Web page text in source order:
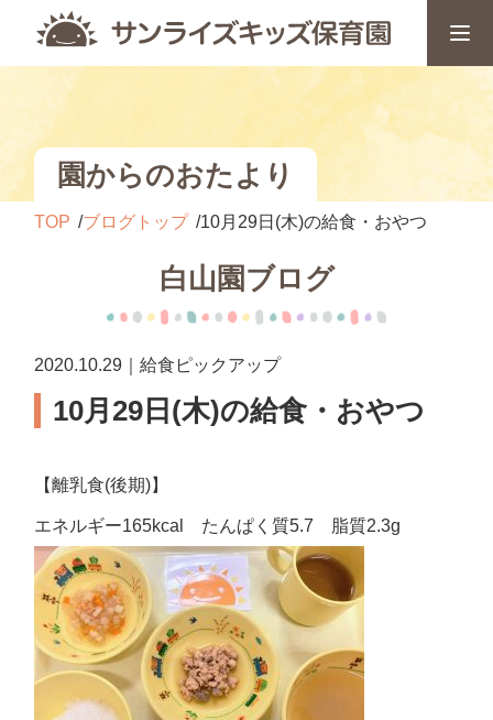
園からのおたより
TOP ブログトップ 10月29日(木)の給食・おやつ
白山園ブログ
2020.10.29｜給食ピックアップ
10月29日(木)の給食・おやつ
【離乳食(後期)】
エネルギー165kcal たんぱく質5.7 脂質2.3g